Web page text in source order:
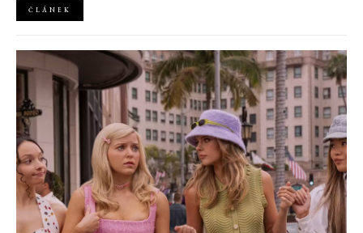
Fall 2027.
ČLÁNEK